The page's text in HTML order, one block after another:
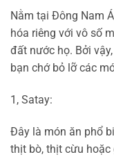
Nằm tại Đông Nam
hóa riêng với vô số
đất nước họ. Bởi
bạn chớ bỏ lỡ các
1, Satay:
Đây là món ăn phổ
thịt bò, thịt cừu